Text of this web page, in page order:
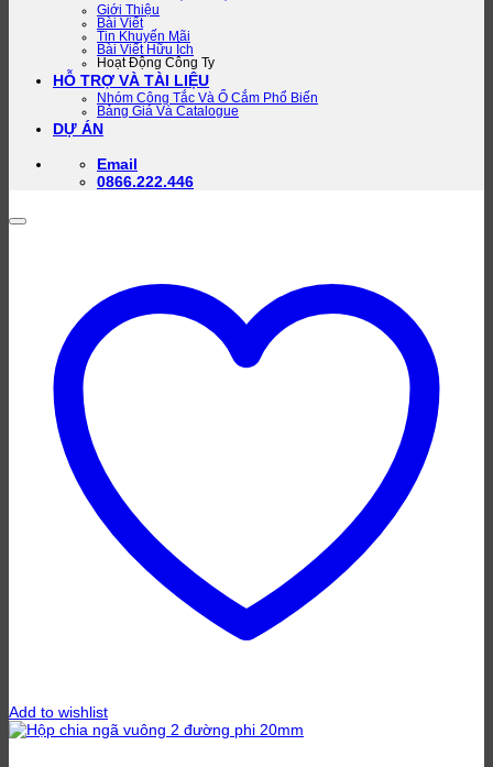
Giới Thiệu
Bài Viết
Tin Khuyến Mãi
Bài Viết Hữu Ích
Hoạt Động Công Ty
HỖ TRỢ VÀ TÀI LIỆU
Nhóm Công Tắc Và Ổ Cắm Phổ Biến
Bảng Giá Và Catalogue
DỰ ÁN
Email
0866.222.446
Add to wishlist